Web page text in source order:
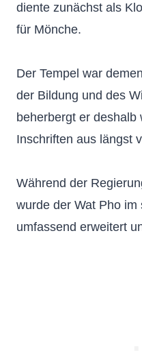
diente zunächst als
für Mönche.
Der Tempel war
der Bildung und des
beherbergt er deshalb
Inschriften aus längst
Während der
wurde der Wat Pho
umfassend erweitert